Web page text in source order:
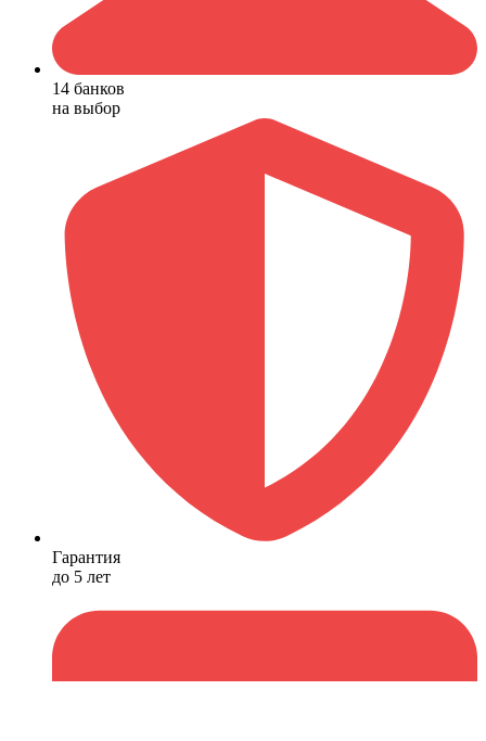
14 банков
на выбор
Гарантия
до 5 лет